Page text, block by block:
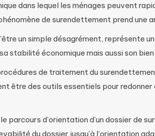
dans lequel les ménages peuvent
de surendettement prend une
un simple désagrément, représente
stabilité économique mais aussi son
de traitement du
être des outils essentiels pour redonner
parcours d’orientation d’un dossier de
du dossier jusqu’à l’orientation